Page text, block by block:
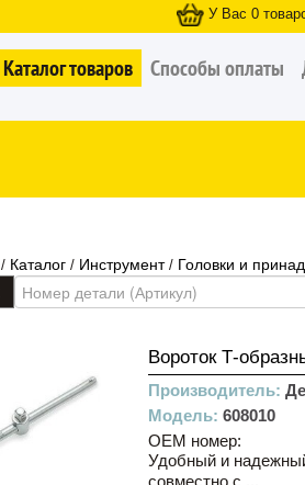
У Вас 0
Каталог товаров Способы оплаты
/ Каталог / Инструмент/ Головки и
Вороток Т-
Производитель:
Модель: 608010
OEM номер:
Удобный и
совместно с ...